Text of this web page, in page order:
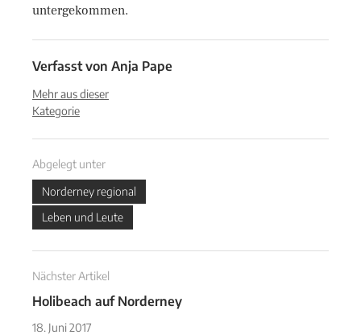
untergekommen.
Verfasst von Anja Pape
Mehr aus dieser
Kategorie
Abgelegt unter
Norderney regional
Leben und Leute
Nächster Artikel
Holibeach auf Norderney
18. Juni 2017